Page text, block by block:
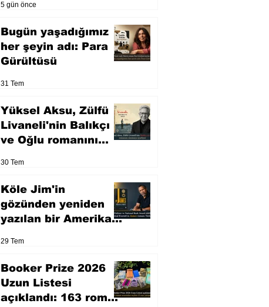
5 gün önce
Bugün yaşadığımız
her şeyin adı: Para
Gürültüsü
31 Tem
Yüksel Aksu, Zülfü
Livaneli'nin Balıkçı
ve Oğlu romanını
30 Tem
Köle Jim'in
gözünden yeniden
yazılan bir Amerikan
29 Tem
Booker Prize 2026
Uzun Listesi
açıklandı: 163 roman